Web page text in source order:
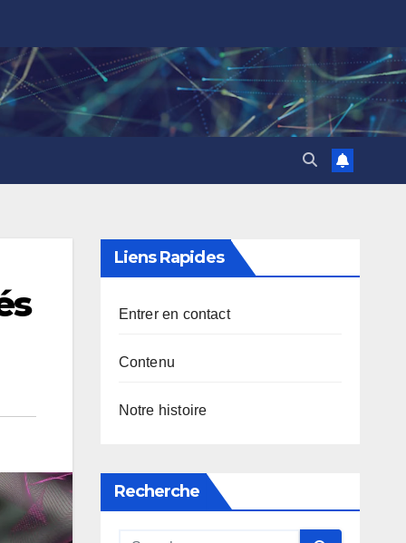
Liens Rapides
Entrer en contact
Contenu
Notre histoire
Recherche